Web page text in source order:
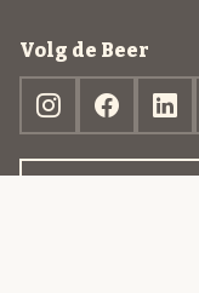
Volg de Beer